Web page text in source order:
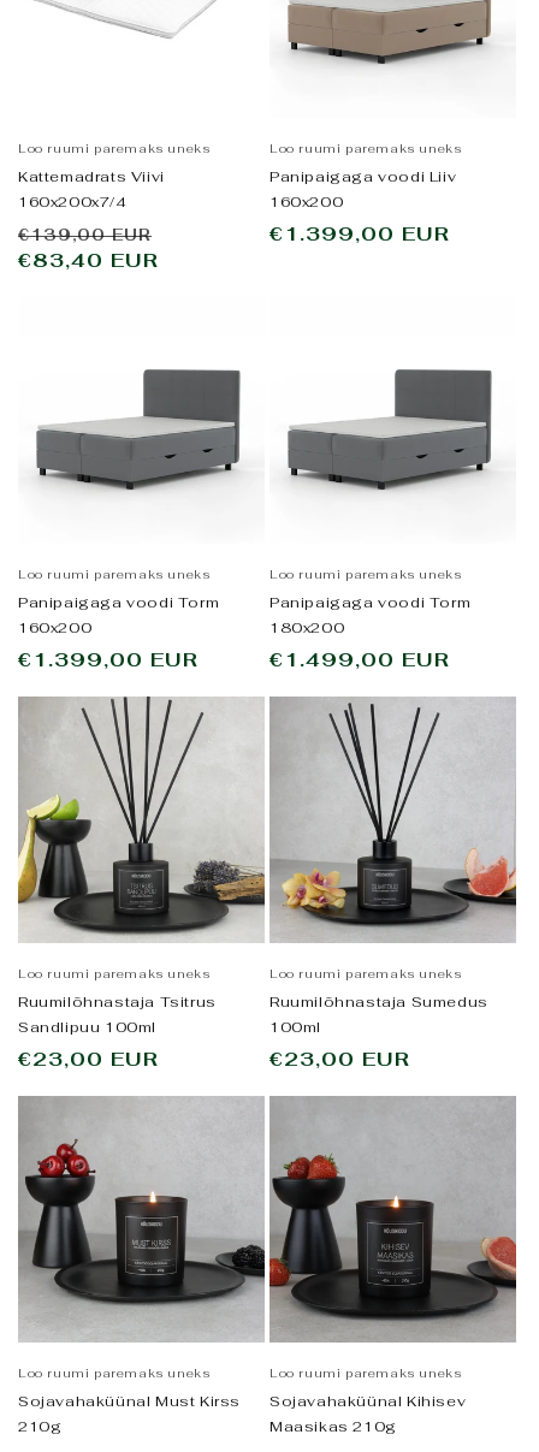
Loo ruumi paremaks uneks
Kattemadrats Viivi
160x200x7/4
Tavahind
€139,00 EUR
Allahindluse
€83,40 EUR
Loo ruumi paremaks uneks
Panipaigaga voodi Liiv
160x200
Tavahind
€1.399,00 EUR
Loo ruumi paremaks uneks
Panipaigaga voodi Torm
160x200
Tavahind
€1.399,00 EUR
Loo ruumi paremaks uneks
Panipaigaga voodi Torm
180x200
Tavahind
€1.499,00 EUR
Loo ruumi paremaks uneks
Ruumilõhnastaja Tsitrus
Sandlipuu 100ml
Tavahind
€23,00 EUR
Loo ruumi paremaks uneks
Ruumilõhnastaja Sumedus
100ml
Tavahind
€23,00 EUR
Loo ruumi paremaks uneks
Sojavahaküünal Must Kirss
210g
Loo ruumi paremaks uneks
Sojavahaküünal Kihisev
Maasikas 210g